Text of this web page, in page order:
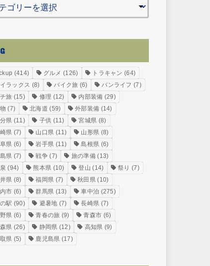
(414) グルメ (126) トラキャン (64)
ラックス (8) バイク旅 (6) バンライフ (7)
旅 (15) 修理 (12) 内部装備 (29)
(7) 北海道 (59) 外部装備 (14)
県 (11) 子供 (11) 宮城県 (8)
県 (7) 山口県 (11) 山形県 (8)
県 (6) 岩手県 (11) 島根県 (6)
県 (7) 戦争(7) 旅の準備 (13)
(94) 熊本県 (10) 登山 (14) 祭り (7)
県 (8) 福岡県 (7) 秋田県 (10)
市 (6) 群馬県 (13) 車中泊 (275)
駅 (90) 避暑地 (7) 長崎県 (7)
県 (6) 青春の旅 (9) 青森市 (6)
県 (26) 静岡県 (12) 高知県 (9)
県 (5) 鹿児島県 (17)